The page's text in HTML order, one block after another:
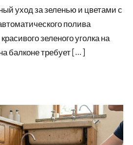
уход за зеленью и цветами с
полива
зеленого уголка на
балконе требует […]